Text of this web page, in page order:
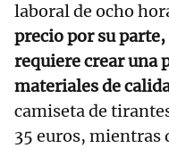
laboral de ocho
precio por su
requiere crear una
materiales de
camiseta de
35 euros, mientras